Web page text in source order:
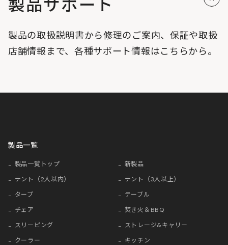
製品サポート
製品の取扱説明書から修理のご案内、保証や取扱
店舗情報まで、各種サポート情報はこちらから。
製品一覧
製品一覧トップ
新製品
テント（2人以内）
テント（3人以上）
タープ
テーブル
チェア
焚き火＆BBQ
スリーピング
ストレージ&キャリー
クーラー
キッチン